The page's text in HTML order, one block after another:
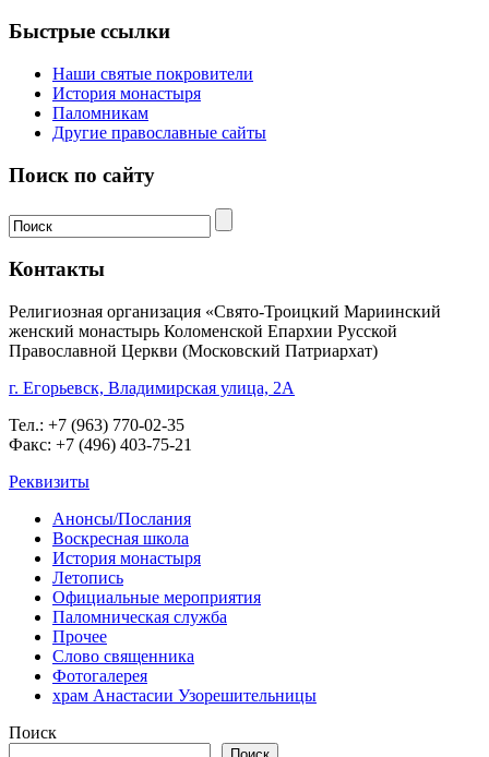
Быстрые ссылки
Наши святые покровители
История монастыря
Паломникам
Другие православные сайты
Поиск по сайту
Контакты
Религиозная организация «Свято-Троицкий Мариинский
женский монастырь Коломенской Епархии Русской
Православной Церкви (Московский Патриархат)
г. Егорьевск, Владимирская улица, 2А
Тел.: +7 (963) 770-02-35
Факс: +7 (496) 403-75-21
Реквизиты
Анонсы/Послания
Воскресная школа
История монастыря
Летопись
Официальные мероприятия
Паломническая служба
Прочее
Слово священника
Фотогалерея
храм Анастасии Узорешительницы
Поиск